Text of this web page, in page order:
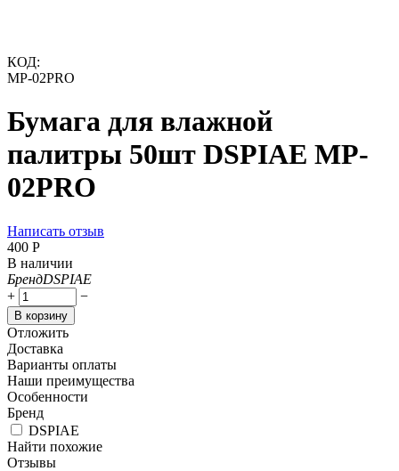
КОД:
MP-02PRO
Бумага для влажной
палитры 50шт DSPIAE MP-
02PRO
Написать отзыв
‍400‍ Р
В наличии
БрендDSPIAE
+
−
В корзину
Отложить
Доставка
Варианты оплаты
Наши преимущества
Особенности
Бренд
DSPIAE
Найти похожие
Отзывы